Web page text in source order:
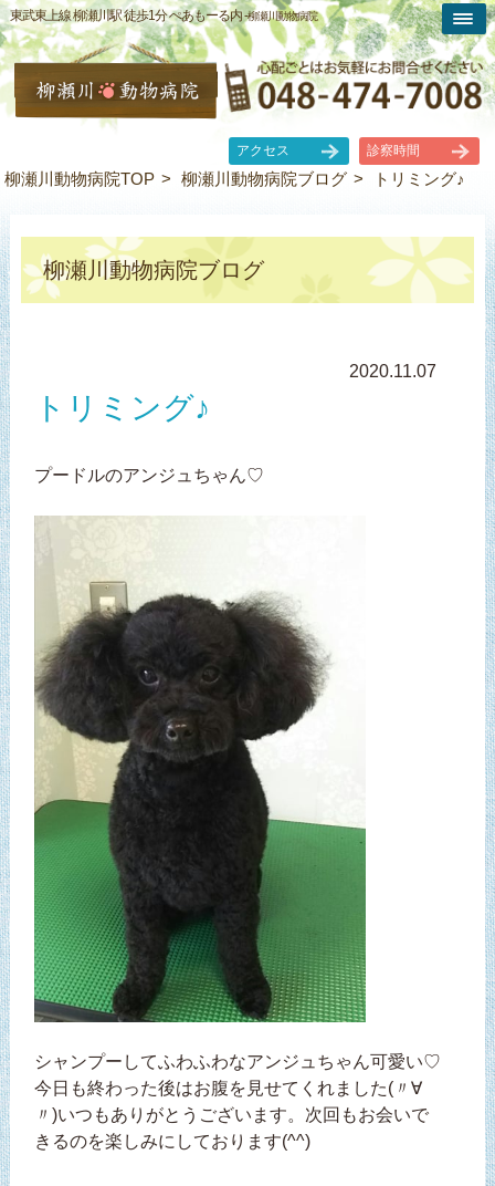
東武東上線 柳瀬川駅 徒歩1分 ぺあもーる内 -柳瀬川動物病院
アクセス 診察時間
柳瀬川動物病院TOP 柳瀬川動物病院ブログ トリミング♪
柳瀬川動物病院ブログ
2020.11.07
トリミング♪
プードルのアンジュちゃん♡
シャンプーしてふわふわなアンジュちゃん可愛い♡
今日も終わった後はお腹を見せてくれました(〃∀
〃)いつもありがとうございます。次回もお会いで
きるのを楽しみにしております(^^)